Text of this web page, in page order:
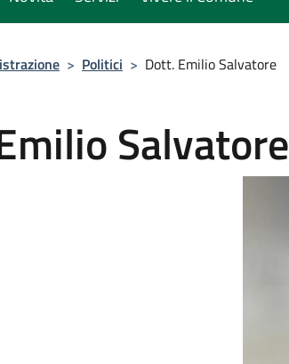
> Politici > Dott. Emilio Salvatore
Salvatore